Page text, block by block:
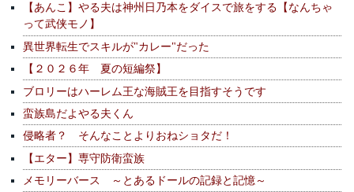
【あんこ】やる夫は神州日乃本をダイスで旅をする【なんちゃ
って武侠モノ】
異世界転生でスキルが"カレー"だった
【２０２６年 夏の短編祭】
ブロリーはハーレム王な海賊王を目指すそうです
蛮族島だよやる夫くん
侵略者？ そんなことよりおねショタだ！
【エター】専守防衛蛮族
メモリーバース ～とあるドールの記録と記憶～